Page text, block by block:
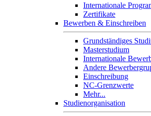
Internationale
Zertifikate
Bewerben & Einschreiben
Grundständiges
Masterstudium
Internationale
Andere
Einschreibung
NC-Grenzwerte
Mehr...
Studienorganisation